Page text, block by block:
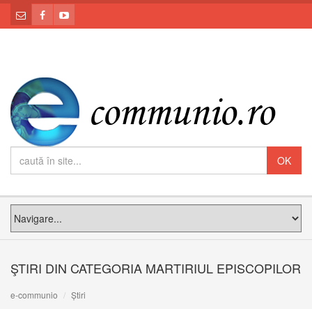
ŞTIRI DIN CATEGORIA MARTIRIUL EPISCOPILOR
e-communio Știri